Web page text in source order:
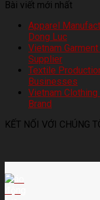
Bài viết mới nhất
Apparel
Dong Luc
Vietnam
Supplier
Textile
Businesses
Vietnam
Brand
KẾT NỐI VỚI CHÚNG